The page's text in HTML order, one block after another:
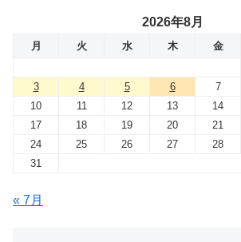
2026年8月
月 火 水 木 金
3
4 5 6 7
10
11 12 13 14
17
18 19 20 21
24
25 26 27 28
31
« 7月